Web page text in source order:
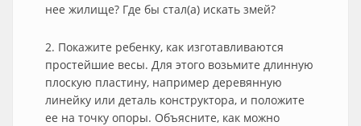
нее жилище? Где бы стал(а) искать змей?
2. Покажите ребенку, как изготавливаются
простейшие весы. Для этого возьмите длинную
плоскую пластину, например деревянную
линейку или деталь конструктора, и положите
ее на точку опоры. Объясните, как можно